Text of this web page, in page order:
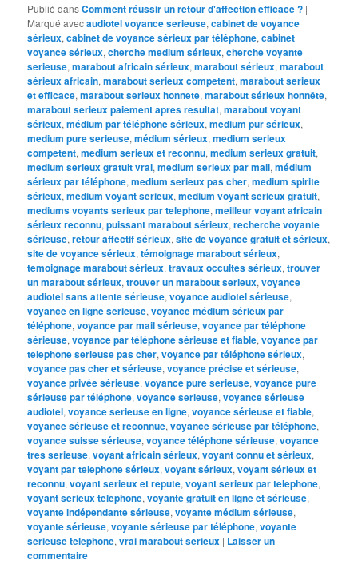
Publié dansComment réussir un retour d'affection efficace ? |
Marqué avecaudiotel voyance serieuse,cabinet de voyance
sérieux,cabinet de voyance sérieux par téléphone,cabinet
voyance sérieux,cherche medium sérieux,cherche voyante
serieuse,marabout africain sérieux,marabout sérieux,marabout
sérieux africain,marabout serieux competent,marabout serieux
et efficace,marabout serieux honnete,marabout sérieux honnête,
marabout serieux paiement apres resultat,marabout voyant
sérieux,médium par téléphone sérieux,medium pur sérieux,
medium pure serieuse,médium sérieux,medium serieux
competent,medium serieux et reconnu,medium serieux gratuit,
medium serieux gratuit vrai,medium serieux par mail,médium
sérieux par téléphone,medium serieux pas cher,medium spirite
sérieux,medium voyant serieux,medium voyant serieux gratuit,
mediums voyants serieux par telephone,meilleur voyant africain
sérieux reconnu,puissant marabout sérieux,recherche voyante
sérieuse,retour affectif sérieux,site de voyance gratuit et sérieux,
site de voyance sérieux,témoignage marabout sérieux,
temoignage marabout sérieux,travaux occultes sérieux,trouver
un marabout sérieux,trouver un marabout serieux,voyance
audiotel sans attente sérieuse,voyance audiotel sérieuse,
voyance en ligne serieuse,voyance médium sérieux par
téléphone,voyance par mail sérieuse,voyance par téléphone
sérieuse,voyance par téléphone sérieuse et fiable,voyance par
telephone serieuse pas cher,voyance par téléphone sérieux,
voyance pas cher et sérieuse,voyance précise et sérieuse,
voyance privée sérieuse,voyance pure serieuse,voyance pure
sérieuse par téléphone,voyance serieuse,voyance sérieuse
audiotel,voyance serieuse en ligne,voyance sérieuse et fiable,
voyance sérieuse et reconnue,voyance sérieuse par téléphone,
voyance suisse sérieuse,voyance téléphone sérieuse,voyance
tres serieuse,voyant africain sérieux,voyant connu et sérieux,
voyant par telephone sérieux,voyant sérieux,voyant sérieux et
reconnu,voyant serieux et repute,voyant serieux par telephone,
voyant serieux telephone,voyante gratuit en ligne et sérieuse,
voyante indépendante sérieuse,voyante médium sérieuse,
voyante sérieuse,voyante sérieuse par téléphone,voyante
serieuse telephone,vrai marabout serieux | Laisser un
commentaire